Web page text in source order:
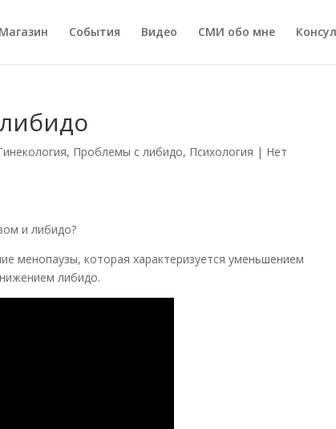
Магазин События Видео СМИ обо мне
, Проблемы с либидо, Психология | Нет
и либидо?
менопаузы, которая характеризуется уменьшением
либидо.